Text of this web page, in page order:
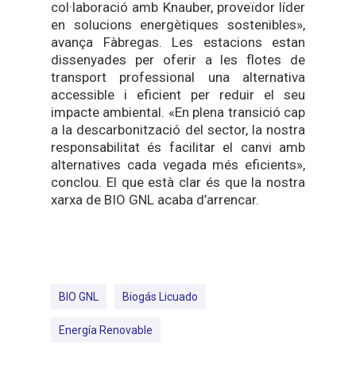
col·laboració amb Knauber, proveïdor líder
en solucions energètiques sostenibles»,
avança Fàbregas. Les estacions estan
dissenyades per oferir a les flotes de
transport professional una alternativa
accessible i eficient per reduir el seu
impacte ambiental. «En plena transició cap
a la descarbonització del sector, la nostra
responsabilitat és facilitar el canvi amb
alternatives cada vegada més eficients»,
conclou. El que està clar és que la nostra
xarxa de BIO GNL acaba d’arrencar.
BIO GNL Biogás Licuado
Energía Renovable